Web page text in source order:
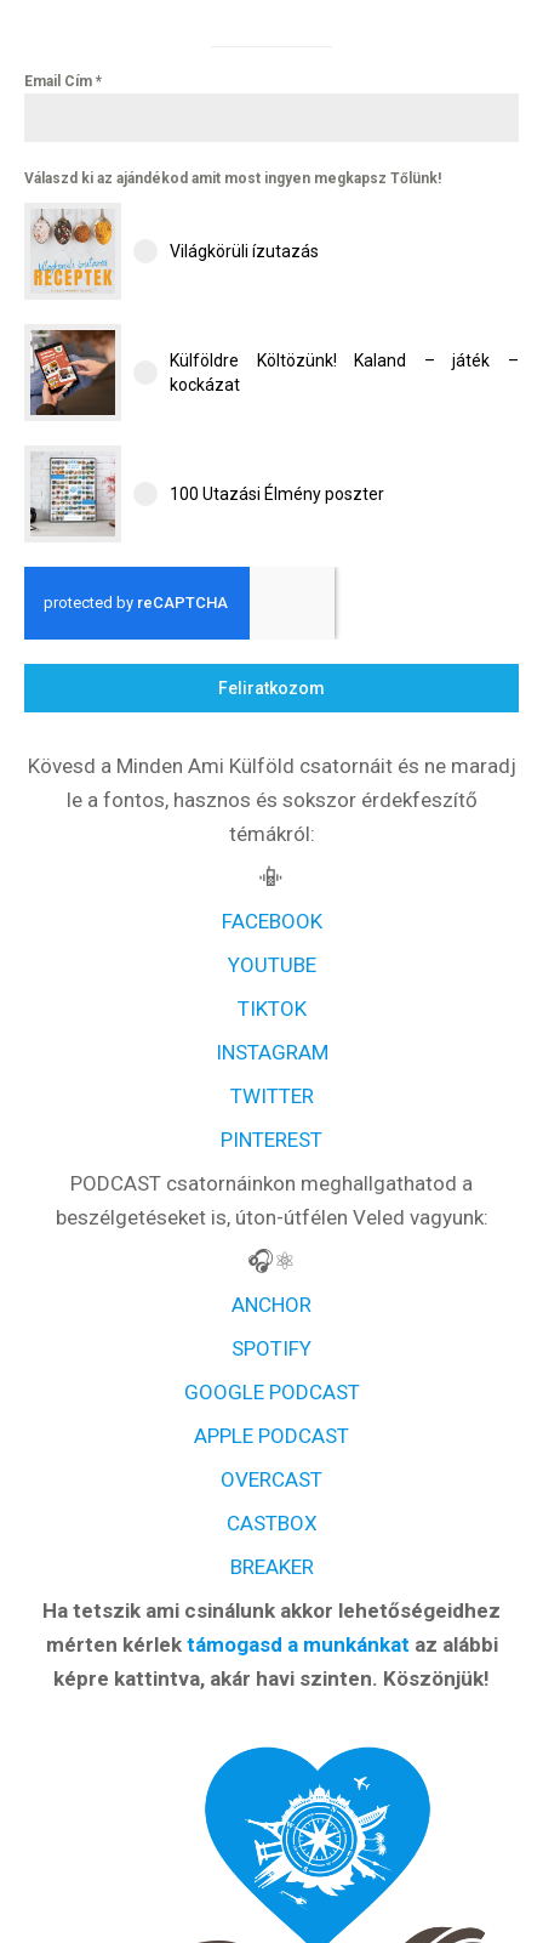
Email Cím *
Válaszd ki az ajándékod amit most ingyen megkapsz Tőlünk!
Világkörüli ízutazás
Külföldre Költözünk! Kaland – játék –
kockázat
100 Utazási Élmény poszter
Feliratkozom
Kövesd a Minden Ami Külföld csatornáit és ne maradj
le a fontos, hasznos és sokszor érdekfeszítő
témákról:
📳
FACEBOOK
YOUTUBE
TIKTOK
INSTAGRAM
TWITTER
PINTEREST
PODCAST csatornáinkon meghallgathatod a
beszélgetéseket is, úton-útfélen Veled vagyunk:
🎧⚛️
ANCHOR
SPOTIFY
GOOGLE PODCAST
APPLE PODCAST
OVERCAST
CASTBOX
BREAKER
Ha tetszik ami csinálunk akkor lehetőségeidhez
mérten kérlek támogasd a munkánkat az alábbi
képre kattintva, akár havi szinten. Köszönjük!